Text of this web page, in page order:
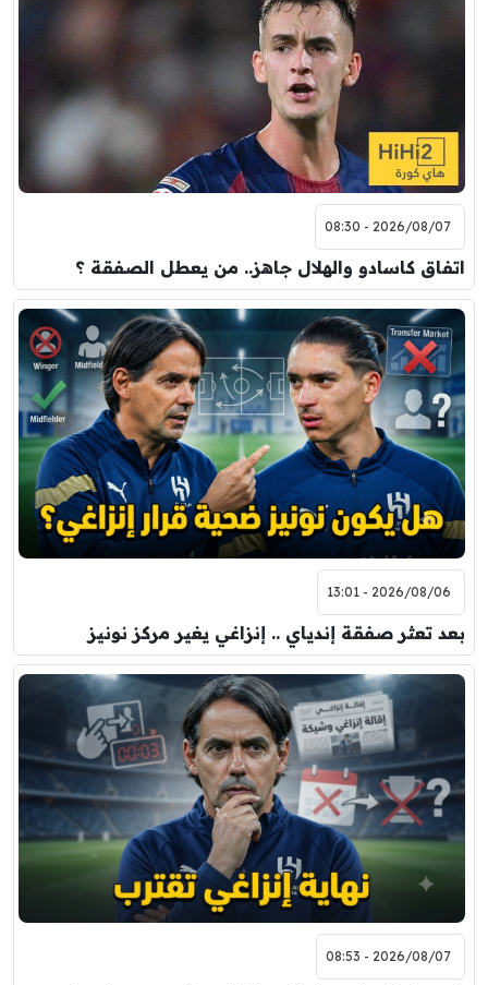
2026/08/07 - 08:30
اتفاق كاسادو والهلال جاهز.. من يعطل الصفقة ؟
2026/08/06 - 13:01
بعد تعثر صفقة إندياي .. إنزاغي يغير مركز نونيز
2026/08/07 - 08:53